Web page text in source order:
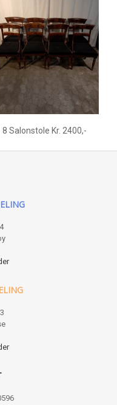
8 Salonstole Kr. 2400,-